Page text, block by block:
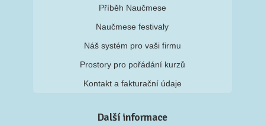
Příběh Naučmese
Naučmese festivaly
Náš systém pro vaši firmu
Prostory pro pořádání kurzů
Kontakt a fakturační údaje
Další informace